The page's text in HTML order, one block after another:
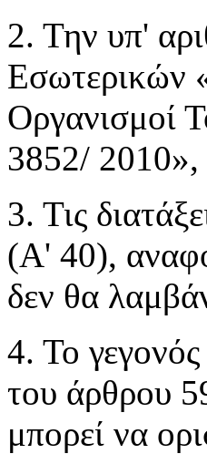
2. Την υπ'
Εσωτερικών
Οργανισμοί
3852/ 2010»,
3. Τις
(Α' 40),
δεν θα
4. Το γεγονός
του άρθρου
μπορεί να